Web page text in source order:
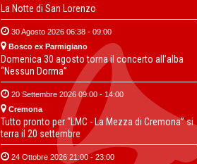
La Notte di San Lorenzo
30 Agosto 2026 06:38 - 09:00
Bosco ex Parmigiano
Domenica 30 agosto torna il concerto all’alba
“Nessun Dorma”
20 Settembre 2026 09:00 - 14:00
Cremona
Tutto pronto per “LMC - La Mezza di Cremona” si
terra il 20 settembre
24 Ottobre 2026 21:00 - 23:00